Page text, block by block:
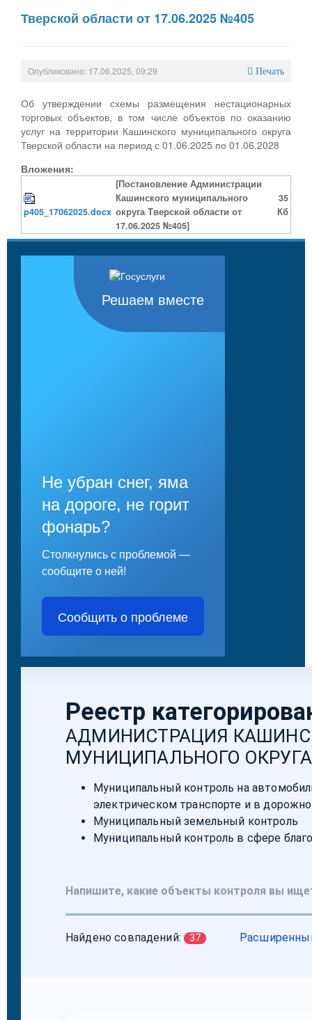
Тверской области от 17.06.2025 №405
Опубликовано: 17.06.2025, 09:29 Печать
Об утверждении схемы размещения нестационарных
торговых объектов, в том числе объектов по оказанию
услуг на территории Кашинского муниципального округа
Тверской области на период с 01.06.2025 по 01.06.2028
Вложения:
p405_17062025.docx
[Постановление Администрации
Кашинского муниципального
округа Тверской области от
17.06.2025 №405]
35
Кб
Решаем вместе
Не убран снег, яма
на дороге, не горит
фонарь?
Столкнулись с проблемой —
сообщите о ней!
Сообщить о проблеме